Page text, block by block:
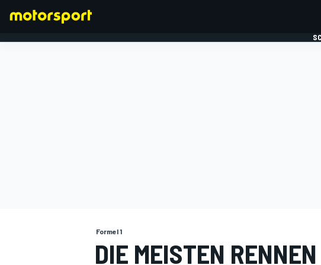
Formel 1
DIE MEISTEN